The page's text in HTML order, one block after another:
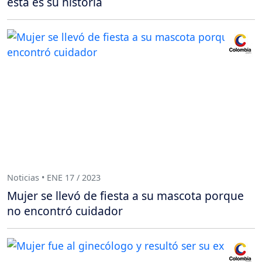
Noticias • ENE 17 / 2023
Mujer se llevó de fiesta a su mascota porque
no encontró cuidador